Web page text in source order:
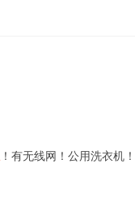
！有无线网！公用洗衣机